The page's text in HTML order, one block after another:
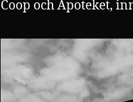
Coop och Apoteket,